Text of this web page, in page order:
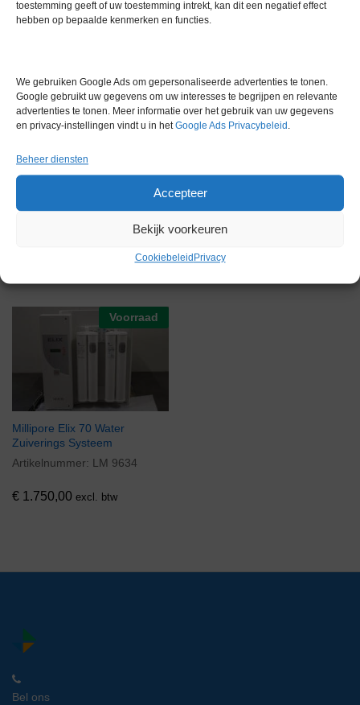
toestemming geeft of uw toestemming intrekt, kan dit een negatief effect
hebben op bepaalde kenmerken en functies.
We gebruiken Google Ads om gepersonaliseerde advertenties te tonen.
Google gebruikt uw gegevens om uw interesses te begrijpen en relevante
advertenties te tonen. Meer informatie over het gebruik van uw gegevens
en privacy-instellingen vindt u in hetGoogle Ads Privacybeleid .
Beheer diensten
Accepteer
Bekijk voorkeuren
Cookiebeleid Privacy
ultrapuur systemen
Gewicht 0,0 kg
Voorraad
Millipore Elix 70 Water
Zuiverings Systeem
Artikelnummer: LM 9634
€ 1.750,00 excl. btw
Bel ons